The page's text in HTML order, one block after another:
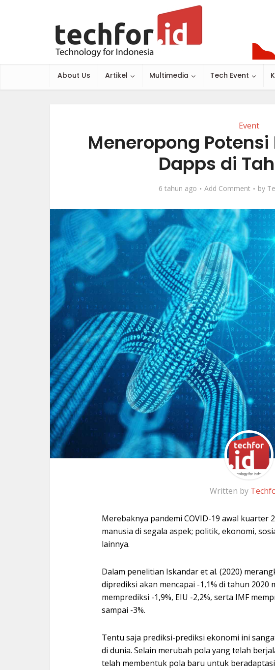
About Us Artikel Multimedia Tech Event
Event
Meneropong
Dapps di
6 tahun ago Add Comment by
Written by
Merebaknya pandemi COVID-19 awal kuarter
manusia di segala aspek; politik, ekonomi,
lainnya.
Dalam penelitian Iskandar et al. (2020)
diprediksi akan mencapai -1,1% di tahun 2020
memprediksi -1,9%, EIU -2,2%, serta IMF
sampai -3%.
Tentu saja prediksi-prediksi ekonomi ini
di dunia. Selain merubah pola yang telah
telah membentuk pola baru untuk